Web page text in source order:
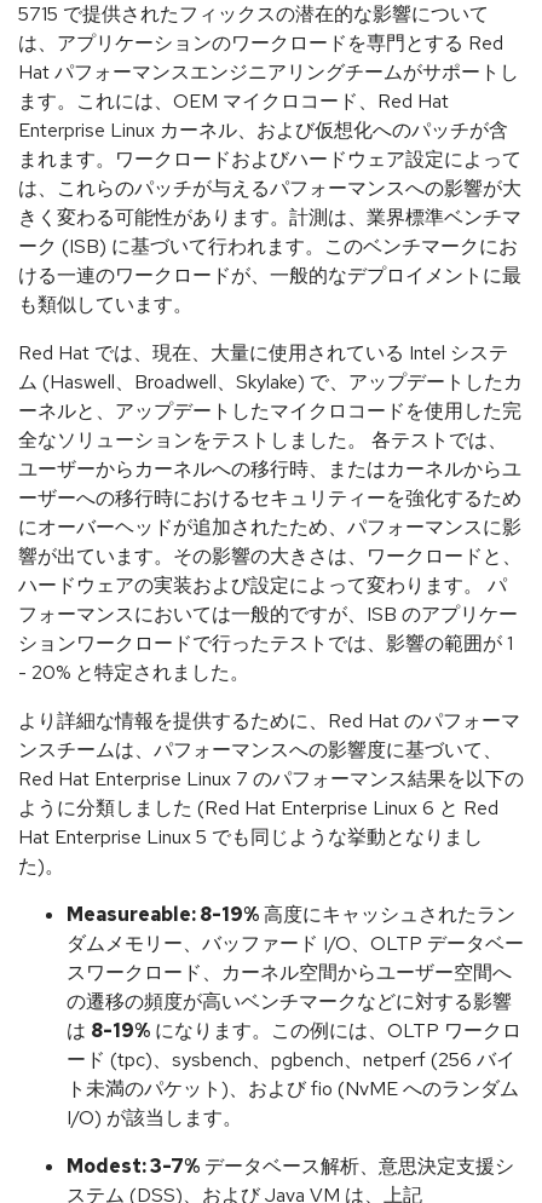
5715 で提供されたフィックスの潜在的な影響について
は、アプリケーションのワークロードを専門とする Red
Hat パフォーマンスエンジニアリングチームがサポートし
ます。これには、OEM マイクロコード、Red Hat
Enterprise Linux カーネル、および仮想化へのパッチが含
まれます。ワークロードおよびハードウェア設定によって
は、これらのパッチが与えるパフォーマンスへの影響が大
きく変わる可能性があります。計測は、業界標準ベンチマ
ーク (ISB) に基づいて行われます。このベンチマークにお
ける一連のワークロードが、一般的なデプロイメントに最
も類似しています。
Red Hat では、現在、大量に使用されている Intel システ
ム (Haswell、Broadwell、Skylake) で、アップデートしたカ
ーネルと、アップデートしたマイクロコードを使用した完
全なソリューションをテストしました。 各テストでは、
ユーザーからカーネルへの移行時、またはカーネルからユ
ーザーへの移行時におけるセキュリティーを強化するため
にオーバーヘッドが追加されたため、パフォーマンスに影
響が出ています。その影響の大きさは、ワークロードと、
ハードウェアの実装および設定によって変わります。 パ
フォーマンスにおいては一般的ですが、ISB のアプリケー
ションワークロードで行ったテストでは、影響の範囲が 1
- 20% と特定されました。
より詳細な情報を提供するために、Red Hat のパフォーマ
ンスチームは、パフォーマンスへの影響度に基づいて、
Red Hat Enterprise Linux 7 のパフォーマンス結果を以下の
ように分類しました (Red Hat Enterprise Linux 6 と Red
Hat Enterprise Linux 5 でも同じような挙動となりまし
た)。
Measureable: 8-19%高度にキャッシュされたラン
ダムメモリー、バッファード I/O、OLTP データベー
スワークロード、カーネル空間からユーザー空間へ
の遷移の頻度が高いベンチマークなどに対する影響
は 8-19% になります。この例には、OLTP ワークロ
ード (tpc)、sysbench、pgbench、netperf (256 バイ
ト未満のパケット)、および fio (NvME へのランダム
I/O) が該当します。
Modest: 3-7% データベース解析、意思決定支援シ
ステム (DSS)、および Java VM は、上記